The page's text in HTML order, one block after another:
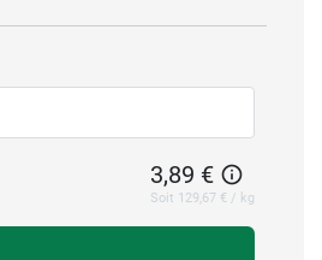
3,89 €
Soit 129,67 € / kg